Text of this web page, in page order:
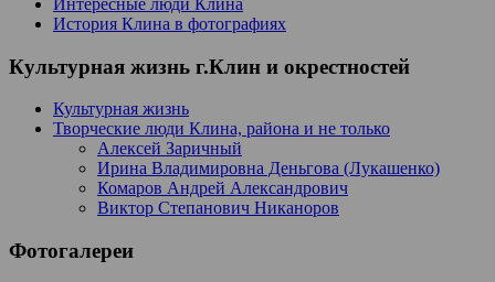
Интересные люди Клина
История Клина в фотографиях
Культурная жизнь г.Клин и окрестностей
Культурная жизнь
Творческие люди Клина, района и не только
Алексей Заричный
Ирина Владимировна Деньгова (Лукашенко)
Комаров Андрей Александрович
Виктор Степанович Никаноров
Фотогалереи